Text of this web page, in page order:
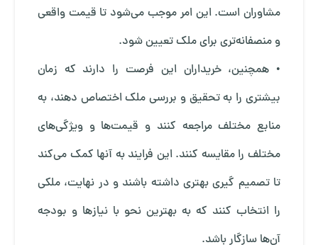
مشاوران است. این امر موجب می‌شود تا قیمت واقعی
و منصفانه‌تری برای ملک تعیین شود.
• همچنین، خریداران این فرصت را دارند که زمان
بیشتری را به تحقیق و بررسی ملک اختصاص دهند، به
منابع مختلف مراجعه کنند و قیمت‌ها و ویژگی‌های
مختلف را مقایسه کنند. این فرایند به آنها کمک می‌کند
تا تصمیم گیری بهتری داشته باشند و در نهایت، ملکی
را انتخاب کنند که به بهترین نحو با نیازها و بودجه
آن‌ها سازگار باشد.